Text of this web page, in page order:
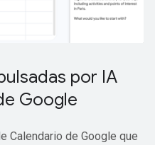
por IA
Google
Calendario de Google que